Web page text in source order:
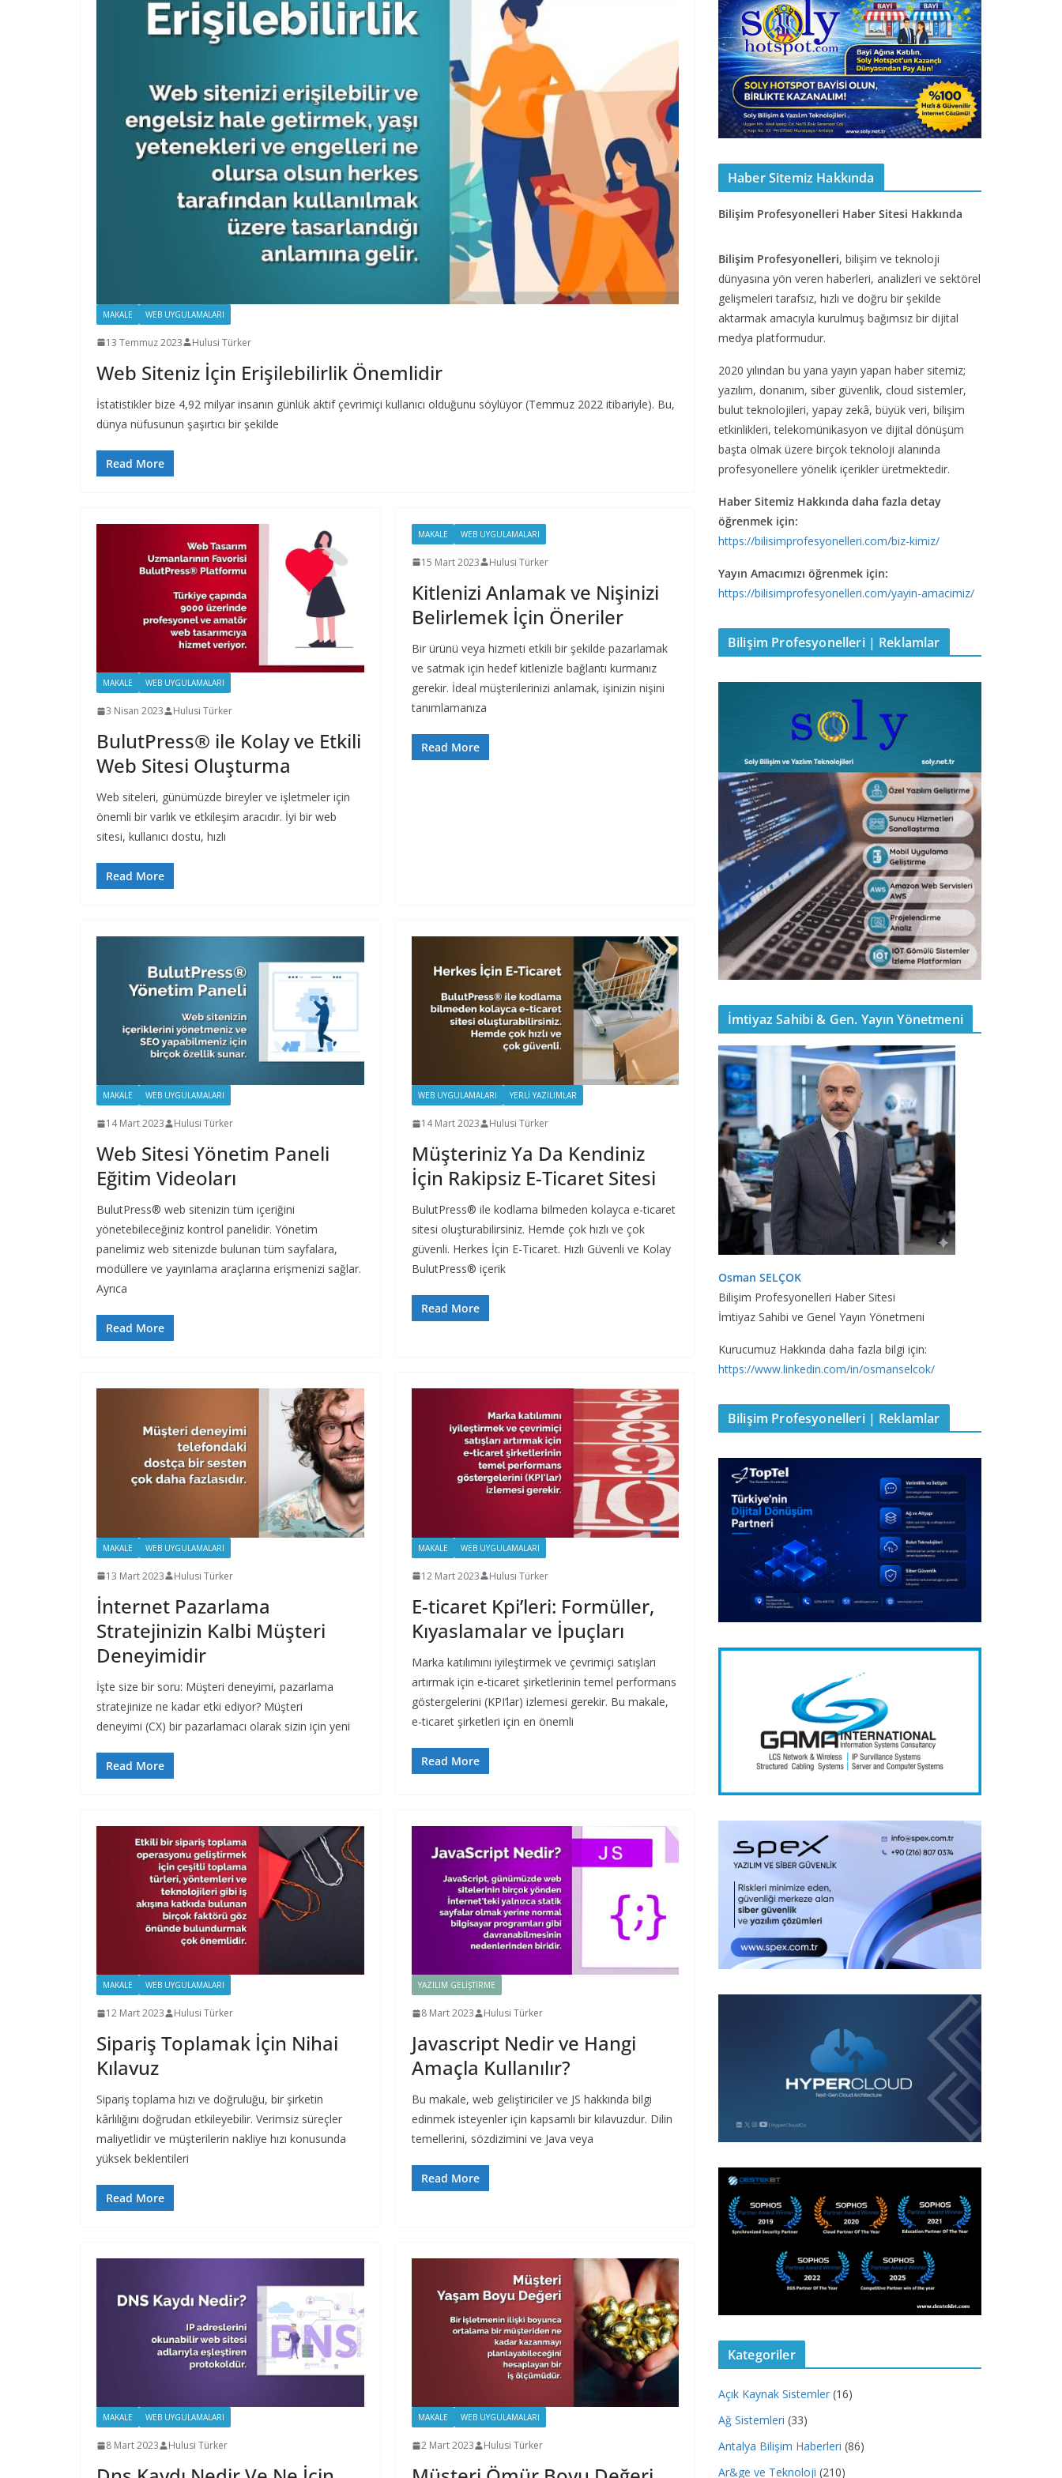
MAKALE WEB UYGULAMALARI
13 Temmuz 2023 Hulusi Türker
Web Siteniz İçin Erişilebilirlik Önemlidir
İstatistikler bize 4,92 milyar insanın günlük aktif çevrimiçi kullanıcı olduğunu söylüyor (Temmuz 2022 itibariyle). Bu,
dünya nüfusunun şaşırtıcı bir şekilde
Read More
MAKALE WEB UYGULAMALARI
3 Nisan 2023 Hulusi Türker
BulutPress® ile Kolay ve Etkili
Web Sitesi Oluşturma
Web siteleri, günümüzde bireyler ve işletmeler için
önemli bir varlık ve etkileşim aracıdır. İyi bir web
sitesi, kullanıcı dostu, hızlı
Read More
MAKALE WEB UYGULAMALARI
15 Mart 2023 Hulusi Türker
Kitlenizi Anlamak ve Nişinizi
Belirlemek İçin Öneriler
Bir ürünü veya hizmeti etkili bir şekilde pazarlamak
ve satmak için hedef kitlenizle bağlantı kurmanız
gerekir. İdeal müşterilerinizi anlamak, işinizin nişini
tanımlamanıza
Read More
MAKALE WEB UYGULAMALARI
14 Mart 2023 Hulusi Türker
Web Sitesi Yönetim Paneli
Eğitim Videoları
BulutPress® web sitenizin tüm içeriğini
yönetebileceğiniz kontrol panelidir. Yönetim
panelimiz web sitenizde bulunan tüm sayfalara,
modüllere ve yayınlama araçlarına erişmenizi sağlar.
Ayrıca
Read More
WEB UYGULAMALARI YERLI YAZILIMLAR
14 Mart 2023 Hulusi Türker
Müşteriniz Ya Da Kendiniz
İçin Rakipsiz E-Ticaret Sitesi
BulutPress® ile kodlama bilmeden kolayca e-ticaret
sitesi oluşturabilirsiniz. Hemde çok hızlı ve çok
güvenli. Herkes İçin E-Ticaret. Hızlı Güvenli ve Kolay
BulutPress® içerik
Read More
MAKALE WEB UYGULAMALARI
13 Mart 2023 Hulusi Türker
İnternet Pazarlama
Stratejinizin Kalbi Müşteri
Deneyimidir
İşte size bir soru: Müşteri deneyimi, pazarlama
stratejinize ne kadar etki ediyor? Müşteri
deneyimi (CX) bir pazarlamacı olarak sizin için yeni
Read More
MAKALE WEB UYGULAMALARI
12 Mart 2023 Hulusi Türker
E-ticaret Kpi’leri: Formüller,
Kıyaslamalar ve İpuçları
Marka katılımını iyileştirmek ve çevrimiçi satışları
artırmak için e-ticaret şirketlerinin temel performans
göstergelerini (KPI’lar) izlemesi gerekir. Bu makale,
e-ticaret şirketleri için en önemli
Read More
MAKALE WEB UYGULAMALARI
12 Mart 2023 Hulusi Türker
Sipariş Toplamak İçin Nihai
Kılavuz
Sipariş toplama hızı ve doğruluğu, bir şirketin
kârlılığını doğrudan etkileyebilir. Verimsiz süreçler
maliyetlidir ve müşterilerin nakliye hızı konusunda
yüksek beklentileri
Read More
YAZILIM GELIŞTIRME
8 Mart 2023 Hulusi Türker
Javascript Nedir ve Hangi
Amaçla Kullanılır?
Bu makale, web geliştiriciler ve JS hakkında bilgi
edinmek isteyenler için kapsamlı bir kılavuzdur. Dilin
temellerini, sözdizimini ve Java veya
Read More
MAKALE WEB UYGULAMALARI
8 Mart 2023 Hulusi Türker
MAKALE WEB UYGULAMALARI
2 Mart 2023 Hulusi Türker
Haber Sitemiz Hakkında
Bilişim Profesyonelleri Haber Sitesi Hakkında
Bilişim Profesyonelleri, bilişim ve teknoloji
dünyasına yön veren haberleri, analizleri ve sektörel
gelişmeleri tarafsız, hızlı ve doğru bir şekilde
aktarmak amacıyla kurulmuş bağımsız bir dijital
medya platformudur.
2020 yılından bu yana yayın yapan haber sitemiz;
yazılım, donanım, siber güvenlik, cloud sistemler,
bulut teknolojileri, yapay zekâ, büyük veri, bilişim
etkinlikleri, telekomünikasyon ve dijital dönüşüm
başta olmak üzere birçok teknoloji alanında
profesyonellere yönelik içerikler üretmektedir.
Haber Sitemiz Hakkında daha fazla detay
öğrenmek için:
https://bilisimprofesyonelleri.com/biz-kimiz/
Yayın Amacımızı öğrenmek için:
https://bilisimprofesyonelleri.com/yayin-amacimiz/
Bilişim Profesyonelleri | Reklamlar
İmtiyaz Sahibi & Gen. Yayın Yönetmeni
Osman SELÇOK
Bilişim Profesyonelleri Haber Sitesi
İmtiyaz Sahibi ve Genel Yayın Yönetmeni
Kurucumuz Hakkında daha fazla bilgi için:
https://www.linkedin.com/in/osmanselcok/
Bilişim Profesyonelleri | Reklamlar
Kategoriler
Açık Kaynak Sistemler (16)
Ağ Sistemleri (33)
Antalya Bilişim Haberleri (86)
Ar&ge ve Teknoloji (210)